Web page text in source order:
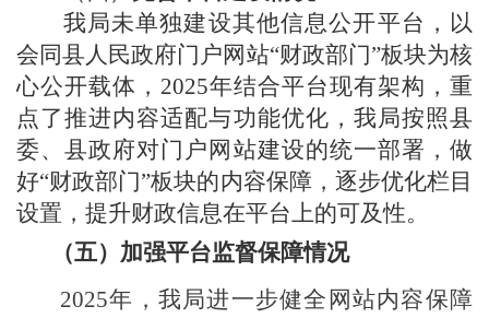
我局未单独建设其他信息公开平台，以
会同县人民政府门户网站“财政部门”板块为核
心公开载体，2025年结合平台现有架构，重
点了推进内容适配与功能优化 ，我局按照县
委、县政府对门户网站建设的统一部署，做
好“财政部门”板块的内容保障，逐步优化栏目
设置，提升财政信息在平台上的可及性。
（五）加强平台监督保障情况
2025年， 我局进一步健全网站内容保障